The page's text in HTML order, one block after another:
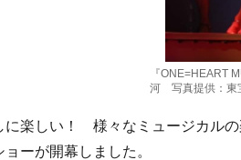
『ONE=HEART
河 写真提供：東
に楽しい！ 様々なミュージカル
ョーが開幕しました。